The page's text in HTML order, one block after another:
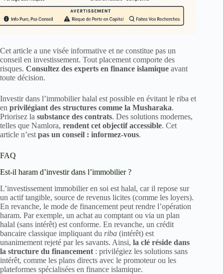
Cet article a une visée informative et ne constitue pas un
conseil en investissement. Tout placement comporte des
risques. Consultez des experts en finance islamique avant
toute décision.
Investir dans l’immobilier halal est possible en évitant le riba et
en privilégiant des structures comme la Musharaka.
Priorisez la substance des contrats. Des solutions modernes,
telles que Namlora, rendent cet objectif accessible. Cet
article n’est pas un conseil : informez-vous.
FAQ
Est-il haram d’investir dans l’immobilier ?
L’investissement immobilier en soi est halal, car il repose sur
un actif tangible, source de revenus licites (comme les loyers).
En revanche, le mode de financement peut rendre l’opération
haram. Par exemple, un achat au comptant ou via un plan
halal (sans intérêt) est conforme. En revanche, un crédit
bancaire classique impliquant du riba (intérêt) est
unanimement rejeté par les savants. Ainsi, la clé réside dans
la structure du financement : privilégiez les solutions sans
intérêt, comme les plans directs avec le promoteur ou les
plateformes spécialisées en finance islamique.